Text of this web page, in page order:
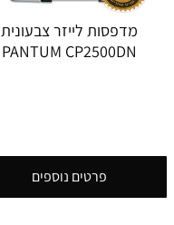
מדפסות לייזר צבעונית
PANTUM CP2500DN
פרטים נוספים